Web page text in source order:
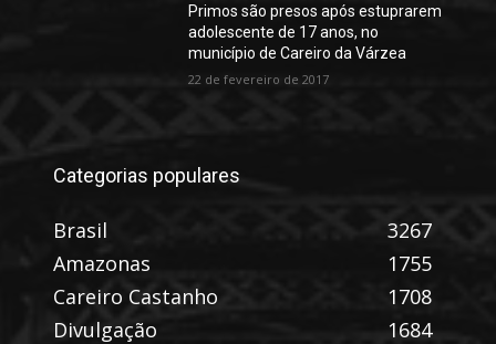
Primos são presos após estuprarem
adolescente de 17 anos, no
município de Careiro da Várzea
22 de fevereiro de 2017
Categorias populares
Brasil
3267
Amazonas
1755
Careiro Castanho
1708
Divulgação
1684